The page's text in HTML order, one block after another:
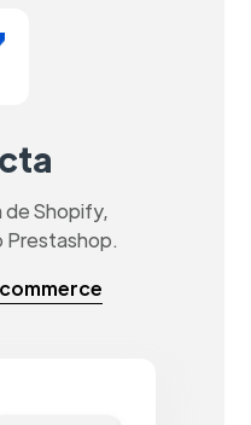
Shopify,
Prestashop.